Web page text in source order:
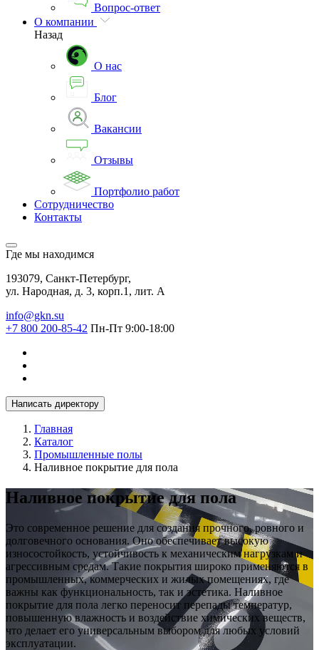
Вопрос-ответ
О компании
Назад
О нас
Блог
Вакансии
Отзывы
Портфолио работ
Сотрудничество
Контакты
Где мы находимся
193079, Санкт-Петербург,
ул. Народная, д. 3, корп.1, лит. А
info@gkn.su
+7 800 200-85-42 Пн-Пт 9:00-18:00
Написать директору
Главная
Каталог
Промышленные полы
Наливное покрытие для пола
Наливное покрытие для пола
Это современное решение для создания прочного, ровного и
долговечного основания. Оно обеспечивает высокую
износостойкость, устойчивость к механическим нагрузкам и
агрессивным средам. Такие покрытия широко применяются в
промышленных, коммерческих и жилых помещениях, где
важны как функциональность, так и эстетика. Наливное
покрытие для пола легко переносит перепады температур,
повышенную влажность и воздействие химических веществ,
что делает его универсальным выбором для любых условий
эксплуатации.